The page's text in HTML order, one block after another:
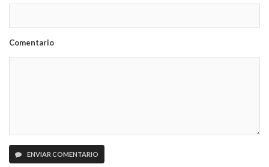
Comentario
ENVIAR COMENTARIO